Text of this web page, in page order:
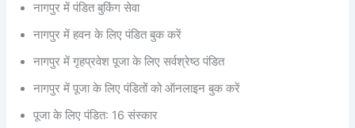
नागपुर में पंडित बुकिंग सेवा
नागपुर में हवन के लिए पंडित बुक करें
नागपुर में गृहप्रवेश पूजा के लिए सर्वश्रेष्ठ पंडित
नागपुर में पूजा के लिए पंडितों को ऑनलाइन बुक करें
पूजा के लिए पंडित: 16 संस्कार